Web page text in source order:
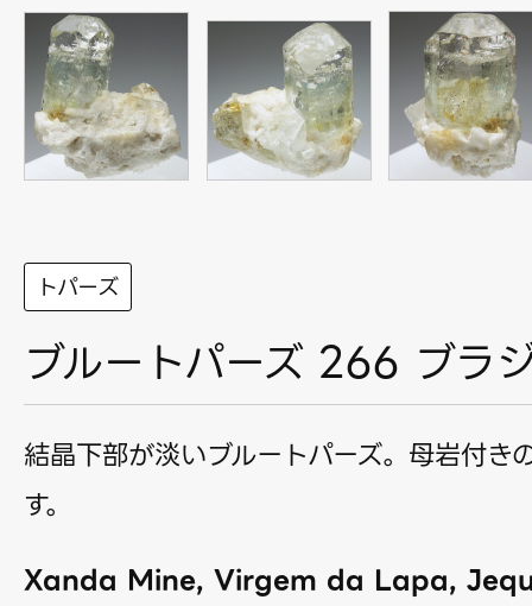
トパーズ
ブルートパーズ 266 ブラ
結晶下部が淡いブルートパーズ。母岩付き
す。
Xanda Mine, Virgem da Lapa,